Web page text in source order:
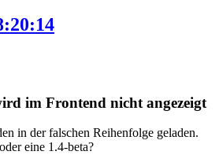
im Frontend nicht angezeigt
in der falschen Reihenfolge geladen.
eine 1.4-beta?